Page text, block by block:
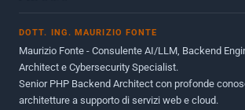
Giugno 2012
Maggio 2011
Dicembre 2010
DOTT. ING. MAURIZIO FONTE
Maurizio Fonte - Consulente AI/LLM, Backend
Architect e Cybersecurity Specialist.
Senior PHP Backend Architect con profonde
architetture a supporto di servizi web e cloud.